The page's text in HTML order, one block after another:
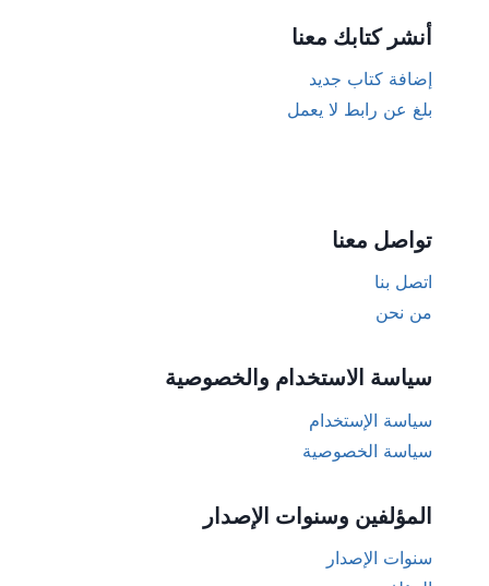
أنشر كتابك معنا
إضافة كتاب جديد
بلغ عن رابط لا يعمل
تواصل معنا
اتصل بنا
من نحن
سياسة الاستخدام والخصوصية
سياسة الإستخدام
سياسة الخصوصية
المؤلفين وسنوات الإصدار
سنوات الإصدار